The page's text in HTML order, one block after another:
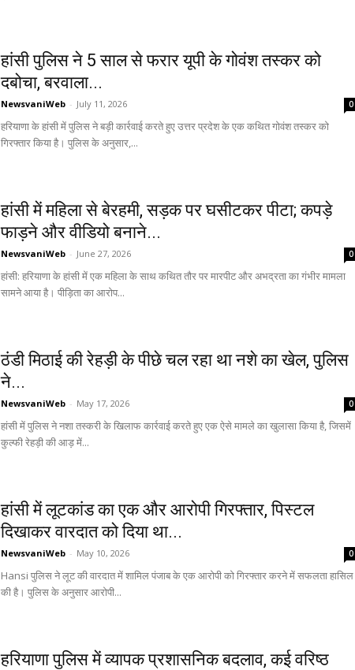
हांसी पुलिस ने 5 साल से फरार यूपी के गोवंश तस्कर को
दबोचा, बरवाला...
NewsvaniWeb - July 11, 2026 0
हरियाणा के हांसी में पुलिस ने बड़ी कार्रवाई करते हुए उत्तर प्रदेश के एक कथित गोवंश तस्कर को
गिरफ्तार किया है। पुलिस के अनुसार,...
हांसी में महिला से बेरहमी, सड़क पर घसीटकर पीटा; कपड़े
फाड़ने और वीडियो बनाने...
NewsvaniWeb - June 27, 2026 0
हांसी: हरियाणा के हांसी में एक महिला के साथ कथित तौर पर मारपीट और अभद्रता का गंभीर मामला
सामने आया है। पीड़िता का आरोप...
ठंडी मिठाई की रेहड़ी के पीछे चल रहा था नशे का खेल, पुलिस
ने...
NewsvaniWeb - May 17, 2026 0
हांसी में पुलिस ने नशा तस्करी के खिलाफ कार्रवाई करते हुए एक ऐसे मामले का खुलासा किया है, जिसमें
कुल्फी रेहड़ी की आड़ में...
हांसी में लूटकांड का एक और आरोपी गिरफ्तार, पिस्टल
दिखाकर वारदात को दिया था...
NewsvaniWeb - May 10, 2026 0
Hansi पुलिस ने लूट की वारदात में शामिल पंजाब के एक आरोपी को गिरफ्तार करने में सफलता हासिल
की है। पुलिस के अनुसार आरोपी...
हरियाणा पुलिस में व्यापक प्रशासनिक बदलाव, कई वरिष्ठ